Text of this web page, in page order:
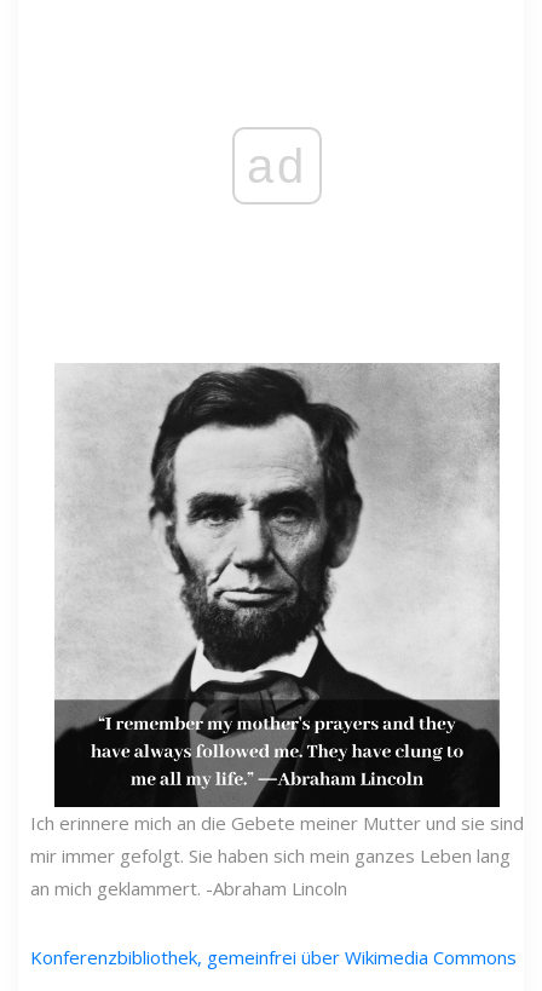
ad
Ich erinnere mich an die Gebete meiner Mutter und sie sind
mir immer gefolgt. Sie haben sich mein ganzes Leben lang
an mich geklammert. -Abraham Lincoln
Konferenzbibliothek, gemeinfrei über Wikimedia Commons